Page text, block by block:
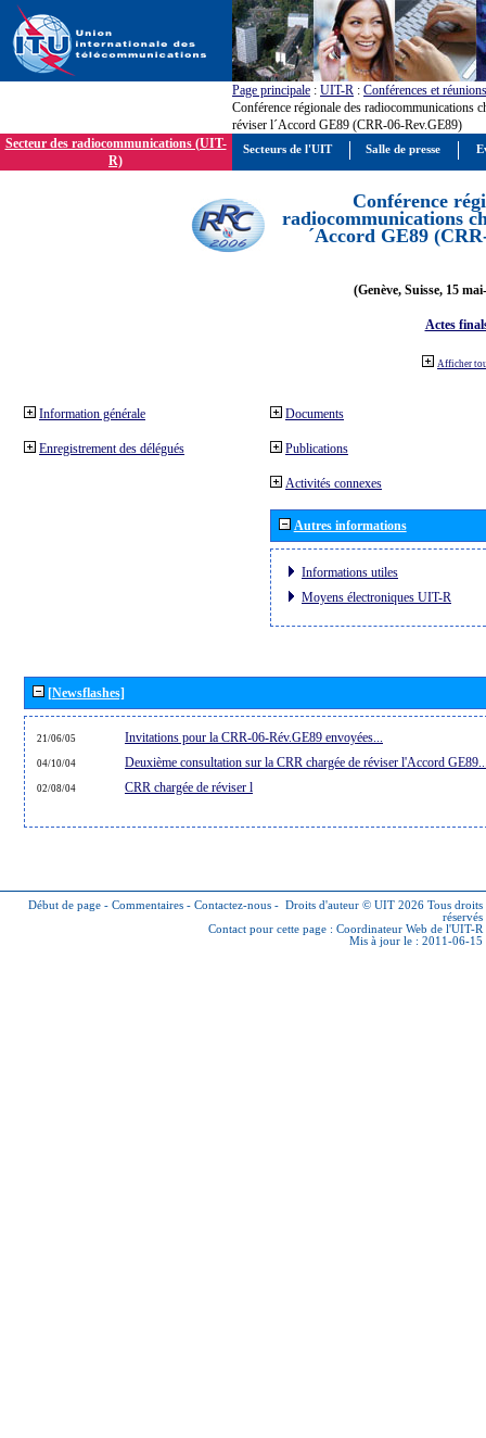
Page principale : UIT-R : Conférences et réunions
Conférence régionale des radiocommunications
réviser l´Accord GE89 (CRR-06-Rev.GE89)
Secteur des radiocommunications (UIT-
R)
Conférence
radiocommunications
´Accord GE89
(Genève, Suisse, 15
Actes
Afficher
Information générale
Enregistrement des délégués
Documents
Publications
Activités connexes
Autres informations
Informations utiles
Moyens électroniques UIT-R
[Newsflashes]
21/06/05 Invitations pour la CRR-06-Rév.GE89 envoyées...
04/10/04 Deuxième consultation sur la CRR chargée de réviser l'Accord
02/08/04 CRR chargée de réviser l
Début de page - Commentaires - Contactez-nous - Droits d'auteur © UIT 2026 Tous droits
réservés
Contact pour cette page : Coordinateur Web de l'UIT-R
Mis à jour le : 2011-06-15
Secteurs de l'UIT Salle de presse